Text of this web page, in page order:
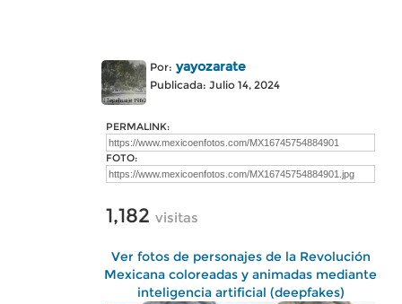
Por: yayozarate
Publicada: Julio 14, 2024
PERMALINK:
FOTO:
1,182 visitas
Ver fotos de personajes de la Revolución
Mexicana coloreadas y animadas mediante
inteligencia artificial (deepfakes)